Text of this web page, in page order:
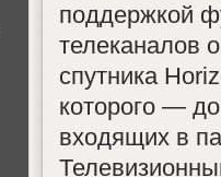
поддержкой
телеканалов
спутника
которого —
входящих в